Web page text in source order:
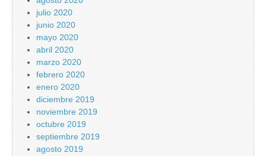
julio 2020
junio 2020
mayo 2020
abril 2020
marzo 2020
febrero 2020
enero 2020
diciembre 2019
noviembre 2019
octubre 2019
septiembre 2019
agosto 2019